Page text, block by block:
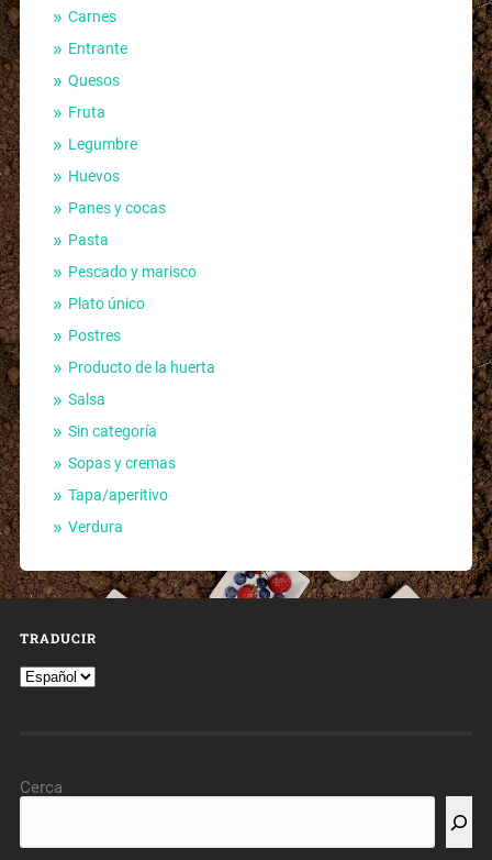
Carnes
Entrante
Quesos
Fruta
Legumbre
Huevos
Panes y cocas
Pasta
Pescado y marisco
Plato único
Postres
Producto de la huerta
Salsa
Sin categoría
Sopas y cremas
Tapa/aperitivo
Verdura
TRADUCIR
Cerca